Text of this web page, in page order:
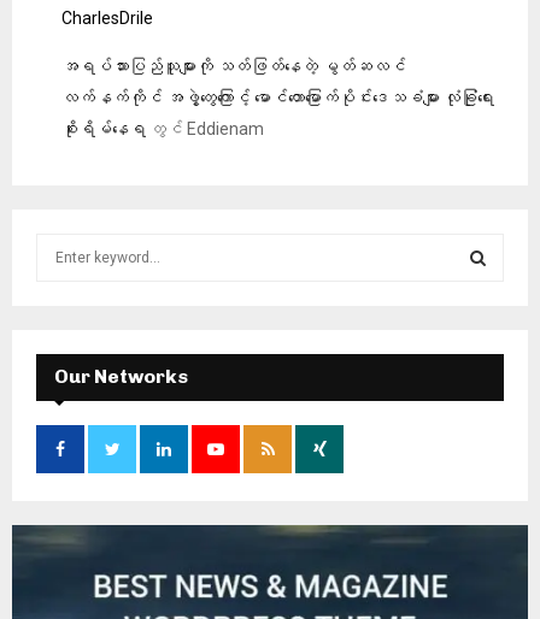
CharlesDrile
အရပ်သားပြည်သူများကို သတ်ဖြတ်နေတဲ့ မွတ်ဆလင်
လက်နက်ကိုင် အဖွဲ့တွေကြောင့် မောင်တောမြောက်ပိုင်းဒေသခံများ လုံခြုံရေး
စိုးရိမ်နေရ တွင် Eddienam
f
o
:
E
A
Our Networks